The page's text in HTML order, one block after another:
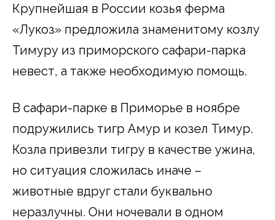
Крупнейшая в России козья ферма
«Лукоз» предложила знаменитому козлу
Тимуру из приморского сафари-парка
невест, а также необходимую помощь.
В сафари-парке в Приморье в ноябре
подружились тигр Амур и козел Тимур.
Козла привезли тигру в качестве ужина,
но ситуация сложилась иначе –
животные вдруг стали буквально
неразлучны. Они ночевали в одном